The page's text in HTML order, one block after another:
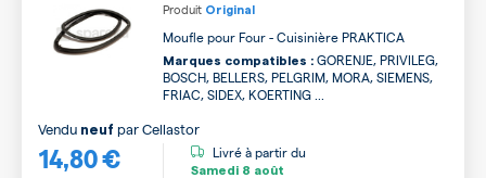
Produit Original
Moufle pour Four - Cuisinière PRAKTICA
Marques compatibles : GORENJE, PRIVILEG,
BOSCH, BELLERS, PELGRIM, MORA, SIEMENS,
FRIAC, SIDEX, KOERTING ...
14,80 €
Vendu neuf parCellastor
Livré à partir du
Samedi 8 août